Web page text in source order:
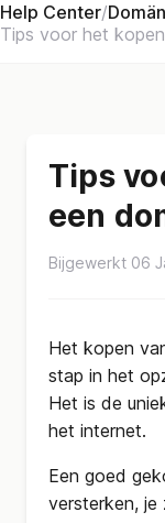
Help Center/
Tips voor het
Tips
een
Bijgewerkt 06
Het kopen
stap in het
Het is de
het internet.
Een goed
versterken, je